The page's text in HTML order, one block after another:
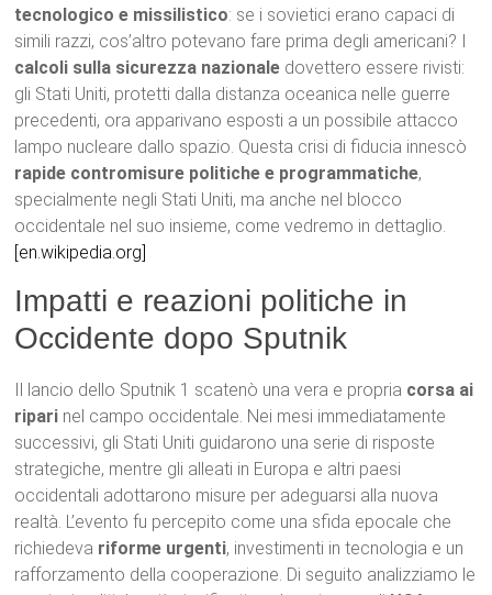
tecnologico e missilistico: se i sovietici erano capaci di
simili razzi, cos’altro potevano fare prima degli americani? I
calcoli sulla sicurezza nazionale dovettero essere rivisti:
gli Stati Uniti, protetti dalla distanza oceanica nelle guerre
precedenti, ora apparivano esposti a un possibile attacco
lampo nucleare dallo spazio. Questa crisi di fiducia innescò
rapide contromisure politiche e programmatiche,
specialmente negli Stati Uniti, ma anche nel blocco
occidentale nel suo insieme, come vedremo in dettaglio.
[en.wikipedia.org]
Impatti e reazioni politiche in
Occidente dopo Sputnik
Il lancio dello Sputnik 1 scatenò una vera e propria corsa ai
ripari nel campo occidentale. Nei mesi immediatamente
successivi, gli Stati Uniti guidarono una serie di risposte
strategiche, mentre gli alleati in Europa e altri paesi
occidentali adottarono misure per adeguarsi alla nuova
realtà. L’evento fu percepito come una sfida epocale che
richiedeva riforme urgenti, investimenti in tecnologia e un
rafforzamento della cooperazione. Di seguito analizziamo le